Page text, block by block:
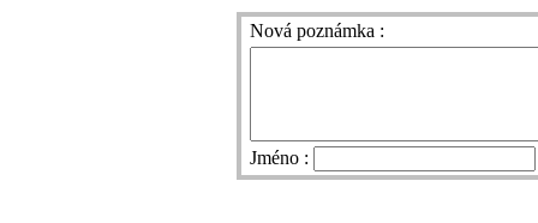
Nová poznámka :
Jméno :